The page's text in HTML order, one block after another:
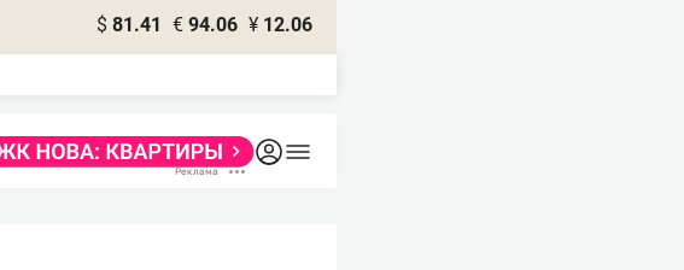
$ 81.41 € 94.06 ¥ 12.06